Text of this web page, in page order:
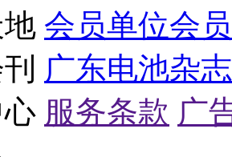
会员单位会
广东电池杂志
服务条款 广